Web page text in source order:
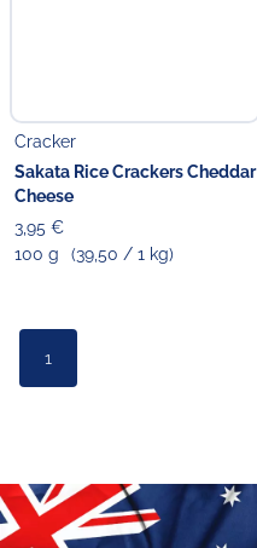
Cracker
Sakata Rice Crackers Cheddar
Cheese
3,95 €
100 g
(39,50 / 1 kg)
1